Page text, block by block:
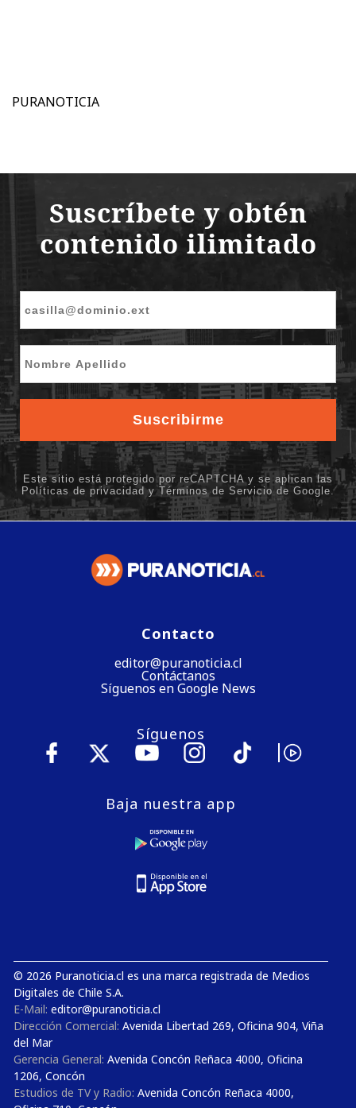
PURANOTICIA
Contacto
editor@puranoticia.cl
Contáctanos
Síguenos en Google News
Síguenos
Baja nuestra app
© 2026 Puranoticia.cl es una marca registrada de Medios
Digitales de Chile S.A.
E-Mail: editor@puranoticia.cl
Dirección Comercial: Avenida Libertad 269, Oficina 904, Viña
del Mar
Gerencia General: Avenida Concón Reñaca 4000, Oficina
1206, Concón
Estudios de TV y Radio: Avenida Concón Reñaca 4000,